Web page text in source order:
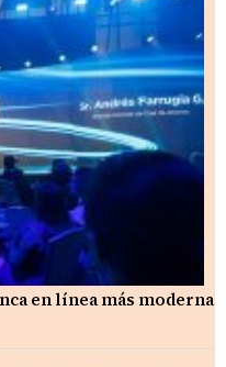
en línea más moderna